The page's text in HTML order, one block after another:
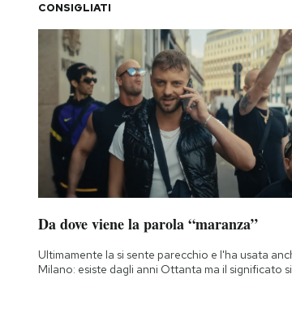
CONSIGLIATI
Da dove viene la parola “maranza”
Ultimamente la si sente parecchio e l'ha usata
Milano: esiste dagli anni Ottanta ma il significato